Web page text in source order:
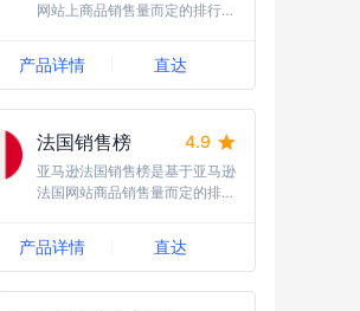
网站上商品销售量而定的排行
家提供有用的市场参考和竞争情
报。
产品详情 直达
法国销售榜 4.9
亚马逊法国销售榜是基于亚马逊
法国网站商品销售量而定的排行
家提供法国市场上最受欢迎的商
品信息和市场参考。
产品详情 直达